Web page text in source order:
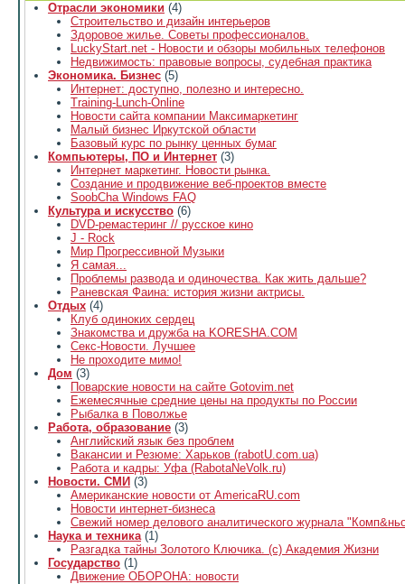
Отрасли экономики (4)
Строительство и дизайн интерьеров
Здоровое жилье. Советы профессионалов.
LuckyStart.net - Новости и обзоры мобильных телефонов
Недвижимость: правовые вопросы, судебная практика
Экономика. Бизнес (5)
Интернет: доступно, полезно и интересно.
Training-Lunch-Online
Новости сайта компании Максимаркетинг
Малый бизнес Иркутской области
Базовый курс по рынку ценных бумаг
Компьютеры, ПО и Интернет (3)
Интернет маркетинг. Новости рынка.
Создание и продвижение веб-проектов вместе
SoobCha Windows FAQ
Культура и искусство (6)
DVD-ремастеринг // русское кино
J - Rock
Мир Прогрессивной Музыки
Я самая...
Проблемы развода и одиночества. Как жить дальше?
Раневская Фаина: история жизни актрисы.
Отдых (4)
Клуб одиноких сердец
Знакомства и дружба на KORESHA.COM
Секс-Новости. Лучшее
Не проходите мимо!
Дом (3)
Поварские новости на сайте Gotovim.net
Ежемесячные средние цены на продукты по России
Рыбалка в Поволжье
Работа, образование (3)
Английский язык без проблем
Вакансии и Резюме: Харьков (rabotU.com.ua)
Работа и кадры: Уфа (RabotaNeVolk.ru)
Новости. СМИ (3)
Американские новости от AmericaRU.com
Новости интернет-бизнеса
Свежий номер делового аналитического журнала
Наука и техника(1)
Разгадка тайны Золотого Ключика. (с) Академия Жизни
Государство (1)
Движение ОБОРОНА: новости